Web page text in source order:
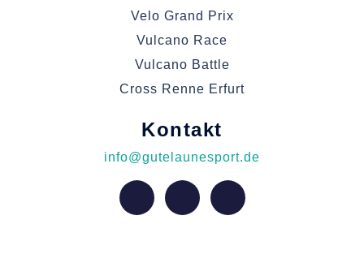
Velo Grand Prix
Vulcano Race
Vulcano Battle
Cross Renne Erfurt
Kontakt
info@gutelaunesport.de